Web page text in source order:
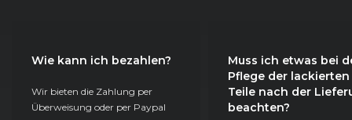
Wie kann ich bezahlen?
Wir bieten die Zahlung per
Überweisung oder per Paypal
Muss ich etwas bei
Pflege der lackierten
Teile nach der
beachten?